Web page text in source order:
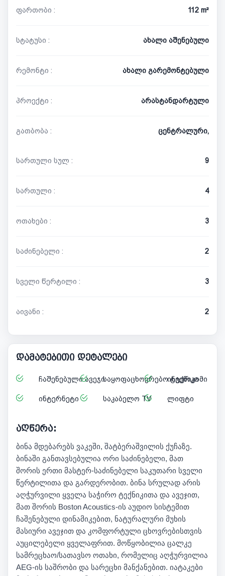
ფართობი : 112 m²
სტატუსი : ახალი აშენებული
რემონტი : ახალი გარემონტებული
პროექტი : არასტანდარტული
გათბობა : ცენტრალური,
სართული სულ : 9
სართული : 4
ოთახები : 3
საძინებელი : 2
სველი წერტილი : 3
აივანი : 2
დამატებითი დეტალები
ჩაშენებული ავეჯისაყოფაცხოვრებო ტექნიკა
ინტერკომი
ინტერნეტი საკაბელო TV ლიფტი
აღწერა:
ბინა მდებარებს ვაკეში, შატბერაშვილის ქუჩაზე.
ბინაში განთავსებულია ორი საძინებელი, მათ
შორის ერთი მასტერ-საძინებელი საკუთარი სველი
წერტილითა და გარდერობით. ბინა სრულად არის
აღჭურვილი ყველა საჭირო ტექნიკითა და ავეჯით,
მათ შორის Boston Acoustics-ის აუდიო სისტემით
ჩაშენებული დინამიკებით, ნატურალური მუხის
მასიური ავეჯით და კომფორტული ცხოვრებისთვის
აუცილებელი ყველაფრით. მოწყობილია ცალკე
სამრეცხაო/სათავსო ოთახი, რომელიც აღჭურვილია
AEG-ის საშრობი და სარეცხი მანქანებით. იატაკები